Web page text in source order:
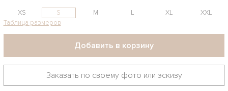
XS S M L XL
XXL
Таблица размеров
Добавить в корзину
Заказать по своему фото или эскизу